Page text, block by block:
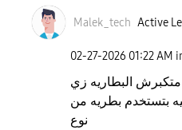
Malek_tech Active
‎02-27-2026 01:22 AM
البطاريه زي
بتستخدم بطريه من
نوع